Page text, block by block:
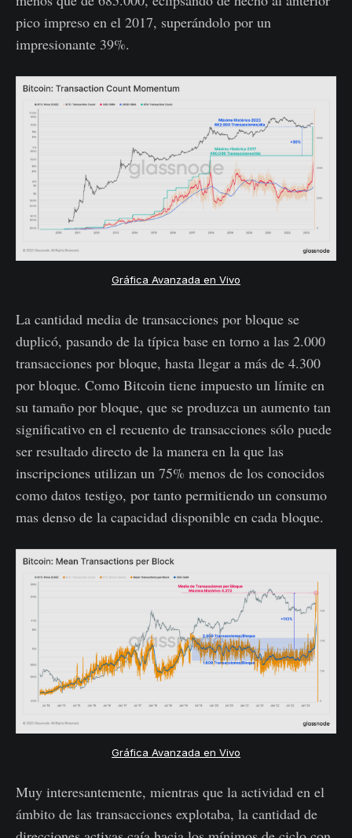
pico impreso en el 2017, superándolo por un
impresionante 39%.
Gráfica Avanzada en Vivo
La cantidad media de transacciones por bloque se
duplicó, pasando de la típica base en torno a las 2.000
transacciones por bloque, hasta llegar a más de 4.300
por bloque. Como Bitcoin tiene impuesto un límite en
su tamaño por bloque, que se produzca un aumento tan
significativo en el recuento de transacciones sólo puede
ser resultado directo de la manera en la que las
inscripciones utilizan un 75% menos de los conocidos
como datos testigo, por tanto permitiendo un consumo
mas denso de la capacidad disponible en cada bloque.
Gráfica Avanzada en Vivo
Muy interesantemente, mientras que la actividad en el
ámbito de las transacciones explotaba, la cantidad de